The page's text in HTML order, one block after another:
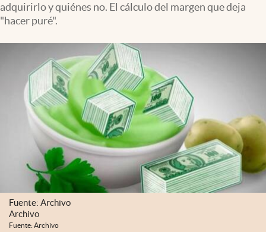
Infotechnology
Mundial 2026
Eventos Corporativos
El Cronista Studio
abre en nueva pestaña
Argentina
adquirirlo y quiénes no. El cálculo del margen que deja
"hacer puré".
Fuente: Archivo
Archivo
Fuente: Archivo